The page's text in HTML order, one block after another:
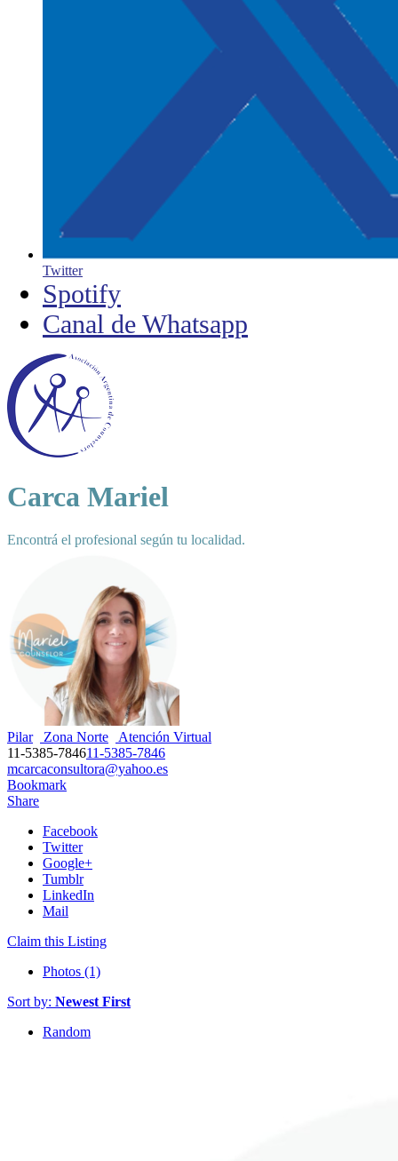
Twitter
Spotify
Canal de Whatsapp
Carca Mariel
Encontrá el profesional según tu localidad.
Pilar Zona Norte
Atención Virtual
11-5385-784611-5385-7846
mcarcaconsultora@yahoo.es
Bookmark
Share
Facebook
Twitter
Google+
Tumblr
LinkedIn
Mail
Claim this Listing
Photos (1)
Sort by: Newest First
Random